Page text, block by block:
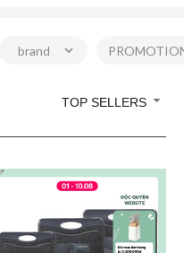
brand
TOP SELLERS